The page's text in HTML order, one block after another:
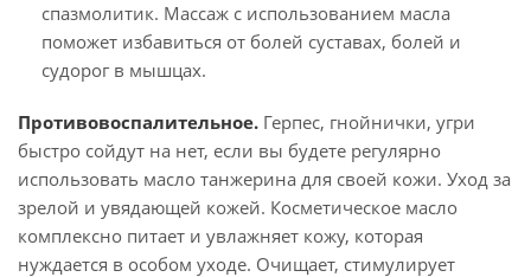
спазмолитик. Массаж с использованием масла
поможет избавиться от болей суставах, болей и
судорог в мышцах.
Противовоспалительное. Герпес, гнойнички, угри
быстро сойдут на нет, если вы будете регулярно
использовать масло танжерина для своей кожи. Уход за
зрелой и увядающей кожей. Косметическое масло
комплексно питает и увлажняет кожу, которая
нуждается в особом уходе. Очищает, стимулирует